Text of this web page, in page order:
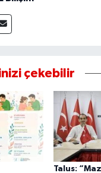
çekebilir
Talus: